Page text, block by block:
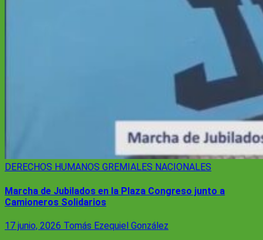
DERECHOS HUMANOS GREMIALES NACIONALES
Marcha de Jubilados en la Plaza Congreso junto a
Camioneros Solidarios
17 junio, 2026 Tomás Ezequiel González